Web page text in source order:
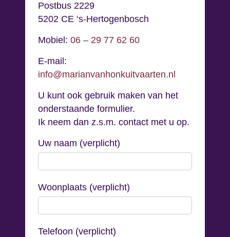
Postbus 2229
5202 CE ‘s-Hertogenbosch
Mobiel: 06 – 29 77 62 60
E-mail:
info@marianvanhonkuitvaarten.nl
U kunt ook gebruik maken van het
onderstaande formulier.
Ik neem dan z.s.m. contact met u op.
Uw naam (verplicht)
Woonplaats (verplicht)
Telefoon (verplicht)